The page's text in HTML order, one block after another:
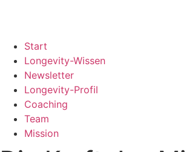
Start
Longevity-Wissen
Newsletter
Longevity-Profil
Coaching
Team
Mission